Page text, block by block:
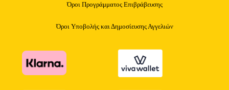
Όροι Προγράμματος Επιβράβευσης
Όροι Υποβολής και Δημοσίευσης Αγγελιών